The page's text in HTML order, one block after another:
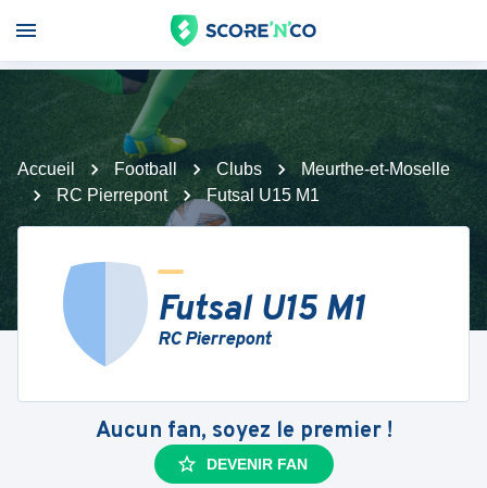
Accueil Football Clubs
Meurthe-et-Moselle
RC Pierrepont
Futsal U15 M1
Futsal U15 M1
RC Pierrepont
Aucun fan, soyez le premier !
DEVENIR FAN